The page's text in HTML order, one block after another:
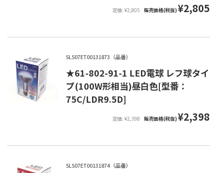
定価: ¥2,805 販売価格(税抜)¥2,805
SLS07ET00131873（品番）
★61-802-91-1 LED電球 レフ球タイ
プ(100W形相当)昼白色[型番：
75C/LDR9.5D]
定価: ¥2,398 販売価格(税抜)¥2,398
SLS07ET00131874（品番）